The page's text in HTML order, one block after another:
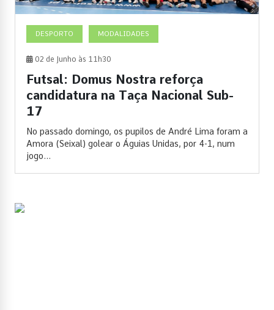
DESPORTO MODALIDADES
02 de Junho às 11h30
Futsal: Domus Nostra reforça
candidatura na Taça Nacional Sub-
17
No passado domingo, os pupilos de André Lima foram a
Amora (Seixal) golear o Águias Unidas, por 4-1, num
jogo...